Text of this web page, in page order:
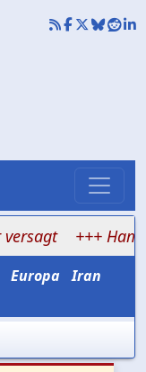
+++ Hamas
Europa Iran